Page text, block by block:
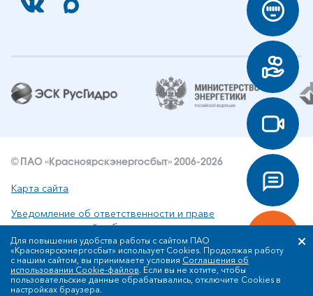
© ПАО «Красноярскэнергосбыт» 2006-2026
Карта сайта
Уведомление об ответственности и праве
интеллектуальной собственности
Политика ПАО «Красноярскэнергосбыт» в отношении
обработки персональных данных
Для повышения удобства работы с сайтом ПАО
«Красноярскэнергосбыт» использует Cookies. Продолжая работу
с нашим сайтом, вы принимаете условия Соглашения об
использовании Cookie-файлов. Если вы не хотите, чтобы
пользовательские данные обрабатывались, отключите Cookies в
настройках браузера.